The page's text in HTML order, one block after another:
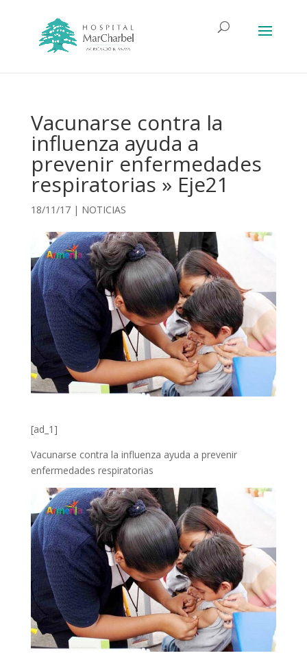
Vacunarse contra la
influenza ayuda a
prevenir enfermedades
respiratorias » Eje21
18/11/17| NOTICIAS
[ad_1]
Vacunarse contra la influenza ayuda a prevenir
enfermedades respiratorias